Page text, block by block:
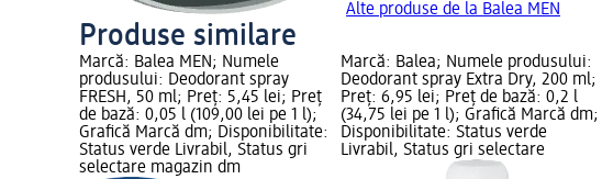
Alte produse de la Balea MEN
Produse similare
Marcă: Balea MEN; Numele
produsului: Deodorant spray
FRESH, 50 ml; Preț: 5,45 lei; Preț
de bază: 0,05 l (109,00 lei pe 1 l);
Grafică Marcă dm; Disponibilitate:
Status verde Livrabil, Status gri
selectare magazin dm
Marcă: Balea; Numele produsului:
Deodorant spray Extra Dry, 200 ml;
Preț: 6,95 lei; Preț de bază: 0,2 l
(34,75 lei pe 1 l); Grafică Marcă dm;
Disponibilitate: Status verde
Livrabil, Status gri selectare